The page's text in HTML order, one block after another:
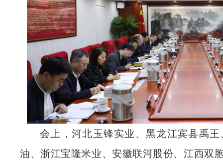
会上，河北玉锋实业、黑龙江宾县禹
油、浙江宝隆米业、安徽联河股份、江西双